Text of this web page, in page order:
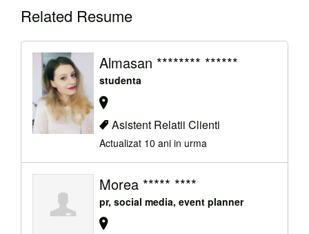
Related Resume
Almasan ******** ******
studenta
Asistent Relatii Clienti
Actualizat 10 ani in urma
Morea ***** ****
pr, social media, event planner